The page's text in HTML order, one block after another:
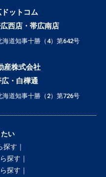
ットコム
西店・帯広南店
道知事十勝（4）第642号
産株式会社
・白樺通
道知事十勝（2）第726号
い
探す｜
探す｜
探す｜